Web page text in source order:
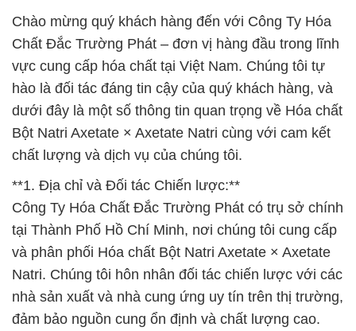
Chào mừng quý khách hàng đến với Công Ty Hóa
Chất Đắc Trường Phát – đơn vị hàng đầu trong lĩnh
vực cung cấp hóa chất tại Việt Nam. Chúng tôi tự
hào là đối tác đáng tin cậy của quý khách hàng, và
dưới đây là một số thông tin quan trọng về Hóa chất
Bột Natri Axetate × Axetate Natri cùng với cam kết
chất lượng và dịch vụ của chúng tôi.
**1. Địa chỉ và Đối tác Chiến lược:**
Công Ty Hóa Chất Đắc Trường Phát có trụ sở chính
tại Thành Phố Hồ Chí Minh, nơi chúng tôi cung cấp
và phân phối Hóa chất Bột Natri Axetate × Axetate
Natri. Chúng tôi hôn nhân đối tác chiến lược với các
nhà sản xuất và nhà cung ứng uy tín trên thị trường,
đảm bảo nguồn cung ổn định và chất lượng cao.